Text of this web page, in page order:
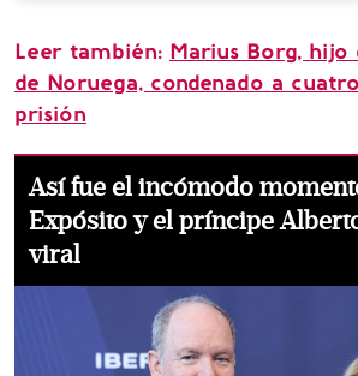
Leer también: Marius Borg,
de Noruega, condenado a
prisión
Así fue el incómodo
Expósito y el príncipe
viral